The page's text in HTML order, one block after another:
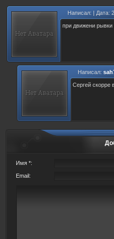
Написал: | Дата:
при движени
Написал:
Сергей скорре
Имя *:
Email: